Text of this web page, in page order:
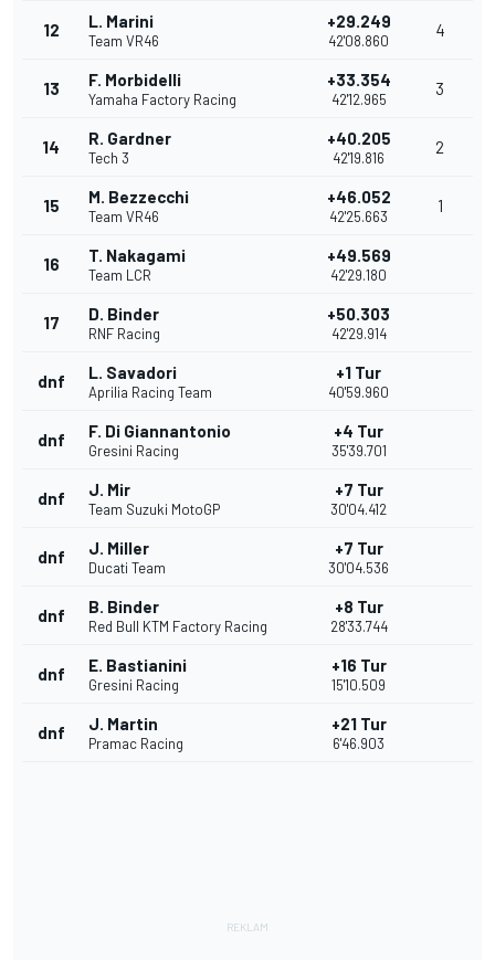
12 L. Marini
Team VR46
+29.249
42'08.860
4
13 F. Morbidelli
Yamaha Factory Racing
+33.354
42'12.965
3
14 R. Gardner
Tech 3
+40.205
42'19.816
2
15 M. Bezzecchi
Team VR46
+46.052
42'25.663
1
16 T. Nakagami
Team LCR
+49.569
42'29.180
17 D. Binder
RNF Racing
+50.303
42'29.914
dnf L. Savadori
Aprilia Racing Team
+1 Tur
40'59.960
dnf F. Di Giannantonio
Gresini Racing
+4 Tur
35'39.701
dnf J. Mir
Team Suzuki MotoGP
+7 Tur
30'04.412
dnf J. Miller
Ducati Team
+7 Tur
30'04.536
dnf B. Binder
Red Bull KTM Factory Racing
+8 Tur
28'33.744
dnf E. Bastianini
Gresini Racing
+16 Tur
15'10.509
dnf J. Martin
Pramac Racing
+21 Tur
6'46.903